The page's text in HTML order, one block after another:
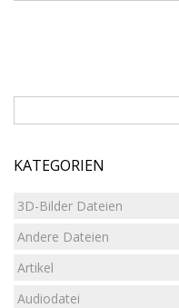
KATEGORIEN
3D-Bilder Dateien
Andere Dateien
Artikel
Audiodatei